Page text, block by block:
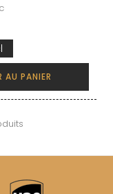
AU PANIER